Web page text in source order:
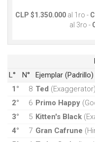
CLP $1.350.000 al 1ro -
al 3ro -
L°
N° Ejemplar (Padrillo)
1°
8 Ted (Exaggerator)
2°
6 Primo Happy
3°
5 Kitten's Black
4°
7 Gran Cafrune